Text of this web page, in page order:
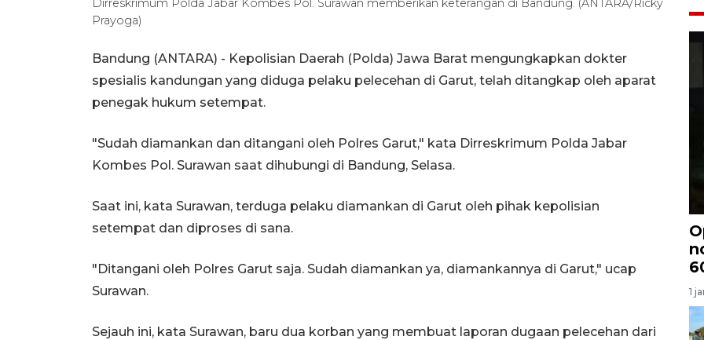
Dirreskrimum Polda Jabar Kombes Pol. Surawan memberikan keterangan di Bandung. (ANTARA/Ricky
Prayoga)
Bandung (ANTARA) - Kepolisian Daerah (Polda) Jawa Barat mengungkapkan dokter
spesialis kandungan yang diduga pelaku pelecehan di Garut, telah ditangkap oleh aparat
penegak hukum setempat.
"Sudah diamankan dan ditangani oleh Polres Garut," kata Dirreskrimum Polda Jabar
Kombes Pol. Surawan saat dihubungi di Bandung, Selasa.
Saat ini, kata Surawan, terduga pelaku diamankan di Garut oleh pihak kepolisian
setempat dan diproses di sana.
"Ditangani oleh Polres Garut saja. Sudah diamankan ya, diamankannya di Garut," ucap
Surawan.
Sejauh ini, kata Surawan, baru dua korban yang membuat laporan dugaan pelecehan dari
1